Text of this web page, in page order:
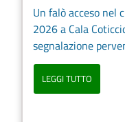
Un falò acceso nel
2026 a Cala
segnalazione
LEGGI TUTTO